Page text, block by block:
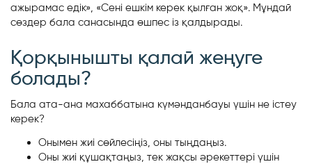
ажырамас едік», «Сені ешкім керек қылған жоқ». Мұндай
сөздер бала санасында өшпес із қалдырады.
Қорқынышты қалай жеңуге
болады?
Бала ата-ана махаббатына күмәнданбауы үшін не істеу
керек?
Онымен жиі сөйлесіңіз, оны тыңдаңыз.
Оны жиі құшақтаңыз, тек жақсы әрекеттері үшін